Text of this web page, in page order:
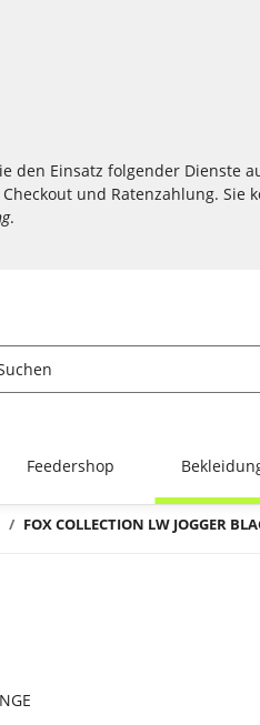
den Einsatz folgender Dienste
Checkout und Ratenzahlung.
.
Feedershop
FOX COLLECTION LW JOGGER